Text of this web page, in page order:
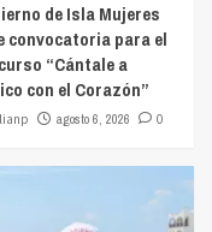
de Isla Mujeres
convocatoria para el
“Cántale a
con el Corazón”
agosto 6, 2026 0